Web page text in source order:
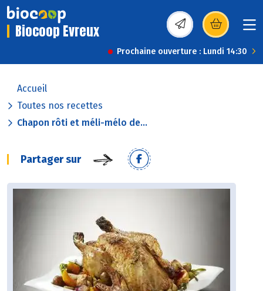
Biocoop Evreux (s’ouvre dans une
Prochaine ouverture : Lundi 14:30
Accueil
Toutes nos recettes
Chapon rôti et méli-mélo de...
Partager sur